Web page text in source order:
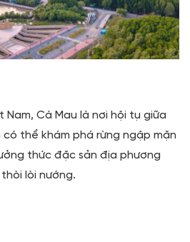
Nam, Cà Mau là nơi hội tụ giữa
có thể khám phá rừng ngập mặn
thức đặc sản địa phương
lòi nướng.